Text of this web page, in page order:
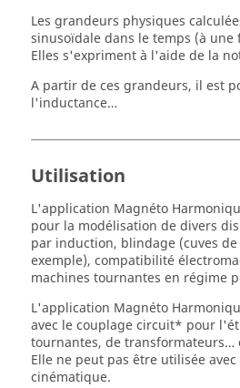
Les grandeurs physiques
sinusoïdale dans le temps (à une
Elles s'expriment à l'aide de la
A partir de ces grandeurs, il est
l'inductance…
Utilisation
L'application Magnéto
pour la modélisation de divers
par induction, blindage (cuves
exemple), compatibilité
machines tournantes en régime
L'application Magnéto
avec le couplage circuit* pour
tournantes, de transformateurs…
Elle ne peut pas être utilisée
cinématique.